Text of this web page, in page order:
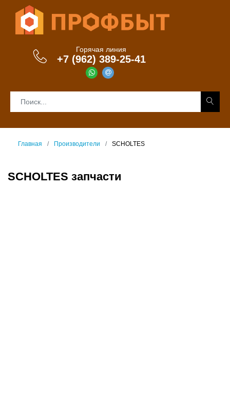
Горячая линия
+7 (962) 389-25-41
Главная Производители SCHOLTES
SCHOLTES запчасти